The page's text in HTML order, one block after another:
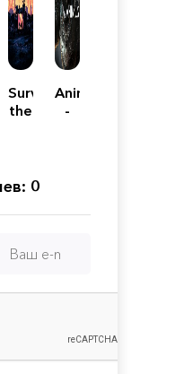
Surviving
the
Animus
-
0